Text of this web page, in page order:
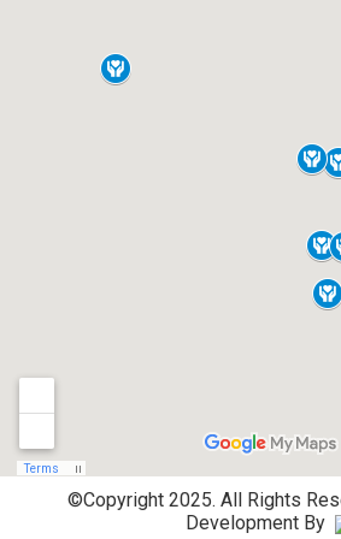
©Copyright 2025. All Rights
Development By